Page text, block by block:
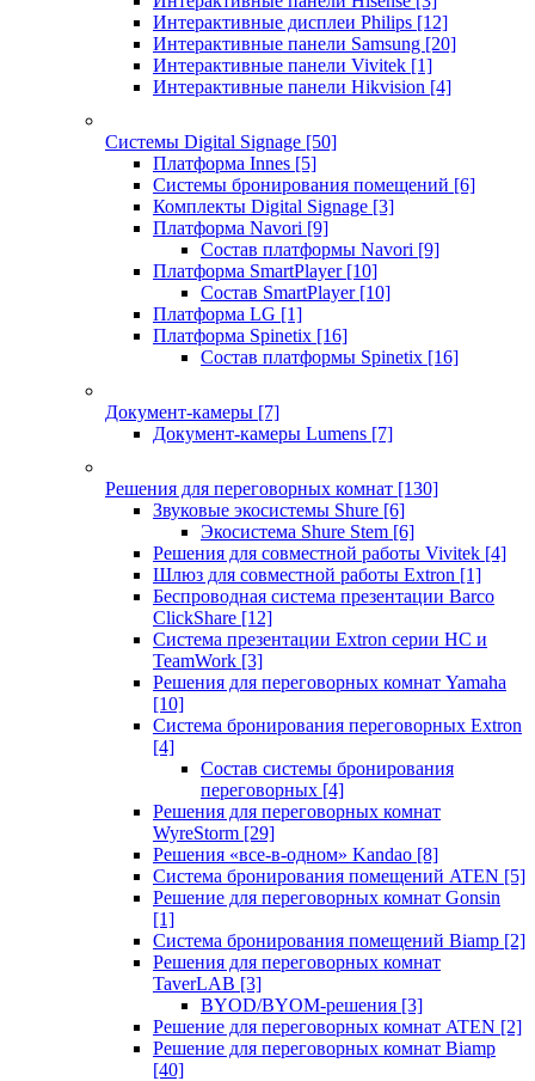
Интерактивные дисплеи Philips [12]
Интерактивные панели Samsung [20]
Интерактивные панели Vivitek [1]
Интерактивные панели Hikvision [4]
Системы Digital Signage [50]
Платформа Innes [5]
Системы бронирования помещений [6]
Комплекты Digital Signage [3]
Платформа Navori [9]
Состав платформы Navori [9]
Платформа SmartPlayer [10]
Состав SmartPlayer [10]
Платформа LG [1]
Платформа Spinetix [16]
Состав платформы Spinetix [16]
Документ-камеры [7]
Документ-камеры Lumens [7]
Решения для переговорных комнат [130]
Звуковые экосистемы Shure [6]
Экосистема Shure Stem [6]
Решения для совместной работы Vivitek [4]
Шлюз для совместной работы Extron [1]
Беспроводная система презентации Barco
ClickShare [12]
Система презентации Extron серии HC и
TeamWork [3]
Решения для переговорных комнат Yamaha
[10]
Система бронирования переговорных Extron
[4]
Состав системы бронирования
переговорных [4]
Решения для переговорных комнат
WyreStorm [29]
Решения «все-в-одном» Kandao [8]
Система бронирования помещений ATEN [5]
Решение для переговорных комнат Gonsin
[1]
Система бронирования помещений Biamp [2]
Решения для переговорных комнат
TaverLAB [3]
BYOD/BYOM-решения [3]
Решение для переговорных комнат ATEN [2]
Решение для переговорных комнат Biamp
[40]